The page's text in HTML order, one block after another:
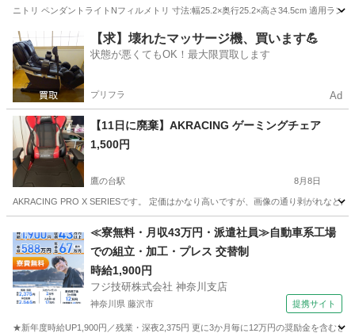
ニトリ ペンダントライトNフィルメトリ 寸法:幅25.2×奥行25.2×高さ34.5cm 適用ラン
東京 江東区 亀戸水神駅 照明器具 ペンダントライト
【求】壊れたマッサージ機、買います💪
状態が悪くてもOK！最大限買取します
プリフラ Ad
【11日に廃棄】AKRACING ゲーミングチェア
1,500円
鷹の台駅 8月8日
AKRACING PRO X SERIESです。 定価はかなり高いですが、画像の通り剥がれなど
鷹の台駅 椅子
≪寮無料・月収43万円・派遣社員≫自動車系工場
での組立・加工・プレス 交替制
時給1,900円
フジ技研株式会社 神奈川支店
神奈川県 藤沢市 提携サイト
★新年度時給UP1,900円／残業・深夜2,375円 更に3か月毎に12万円の奨励金を含む